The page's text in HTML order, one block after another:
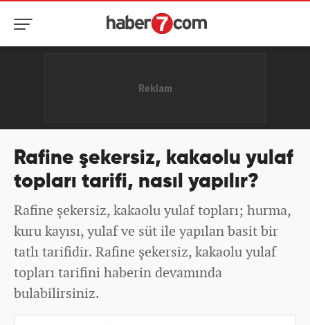
Rafine şekersiz, kakaolu yulaf
topları tarifi, nasıl yapılır?
Rafine şekersiz, kakaolu yulaf topları; hurma,
kuru kayısı, yulaf ve süt ile yapılan basit bir
tatlı tarifidir. Rafine şekersiz, kakaolu yulaf
topları tarifini haberin devamında
bulabilirsiniz.